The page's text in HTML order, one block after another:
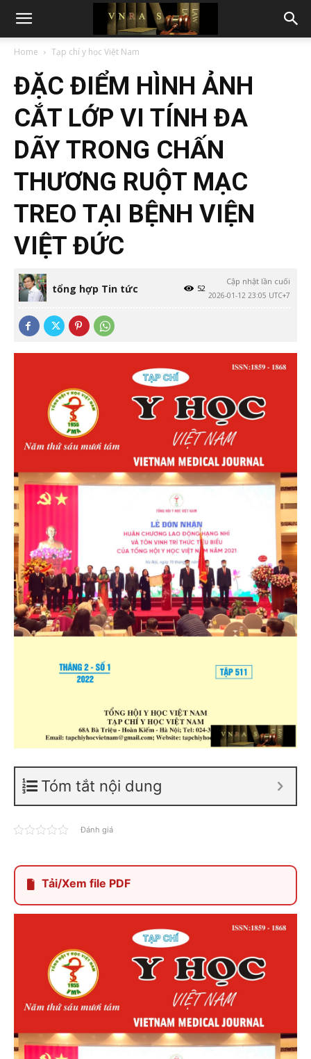
Home Tạp chí y học Việt Nam
ĐẶC ĐIỂM HÌNH ẢNH
CẮT LỚP VI TÍNH ĐA
DÃY TRONG CHẤN
THƯƠNG RUỘT MẠC
TREO TẠI BỆNH VIỆN
VIỆT ĐỨC
tổng hợp Tin tức
Cập nhật lần cuối
2026-01-12 23:05 UTC+7
52
Tóm tắt nội dung
Đánh giá
Tải/Xem file PDF